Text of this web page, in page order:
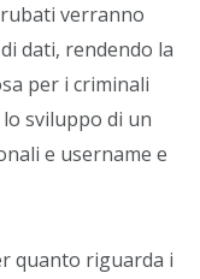
verranno
dati, rendendo la
per i criminali
sviluppo di un
e username e
quanto riguarda i